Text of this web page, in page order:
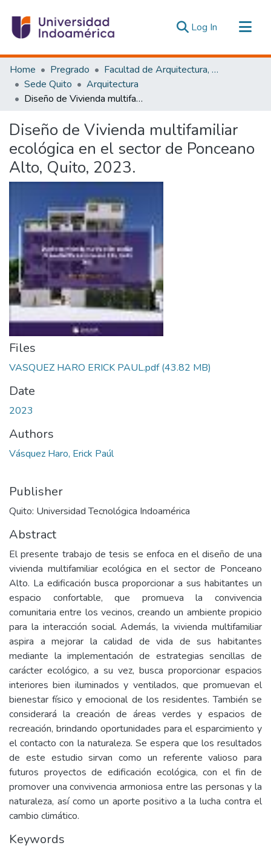
Log In (current)
Communities & Collections
All of DSpace
Statistics
Home Pregrado
Facultad de Arquitectura, Artes y Diseño
Sede Quito
Arquitectura
Diseño de Vivienda multifamiliar ecológica en el sector de Ponceano Alto, Quito, 2023.
Diseño de Vivienda multifamiliar
ecológica en el sector de Ponceano
Alto, Quito, 2023.
Files
VASQUEZ HARO ERICK PAUL.pdf(43.82 MB)
Date
2023
Authors
Vásquez Haro, Erick Paúl
Publisher
Quito: Universidad Tecnológica Indoamérica
Abstract
El presente trabajo de tesis se enfoca en el diseño de una
vivienda multifamiliar ecológica en el sector de Ponceano
Alto. La edificación busca proporcionar a sus habitantes un
espacio confortable, que promueva la convivencia
comunitaria entre los vecinos, creando un ambiente propicio
para la interacción social. Además, la vivienda multifamiliar
aspira a mejorar la calidad de vida de sus habitantes
mediante la implementación de estrategias sencillas de
carácter ecológico, a su vez, busca proporcionar espacios
interiores bien iluminados y ventilados, que promuevan el
bienestar físico y emocional de los residentes. También se
considerará la creación de áreas verdes y espacios de
recreación, brindando oportunidades para el esparcimiento y
el contacto con la naturaleza. Se espera que los resultados
de este estudio sirvan como un referente valioso para
futuros proyectos de edificación ecológica, con el fin de
promover una convivencia armoniosa entre las personas y la
naturaleza, así como un aporte positivo a la lucha contra el
cambio climático.
Keywords